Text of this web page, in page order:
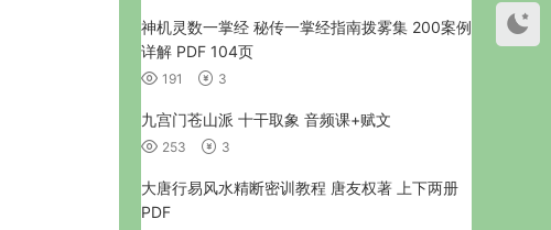
神机灵数一掌经 秘传一掌经指南拨雾集 200案例
详解 PDF 104页
191 3
九宫门苍山派 十干取象 音频课+赋文
253 3
大唐行易风水精断密训教程 唐友权著 上下两册
PDF